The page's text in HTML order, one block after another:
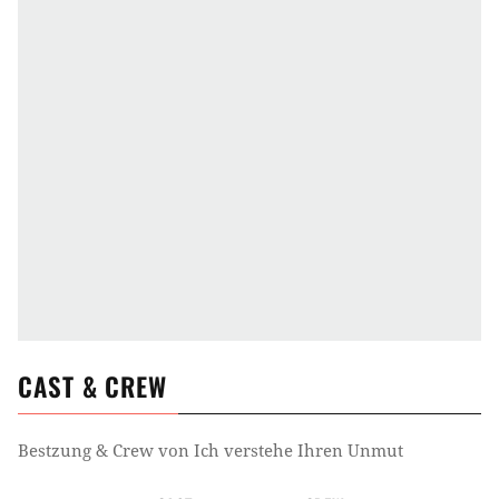
CAST & CREW
Bestzung & Crew von Ich verstehe Ihren Unmut